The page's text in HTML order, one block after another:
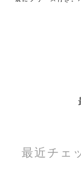
最近チェ